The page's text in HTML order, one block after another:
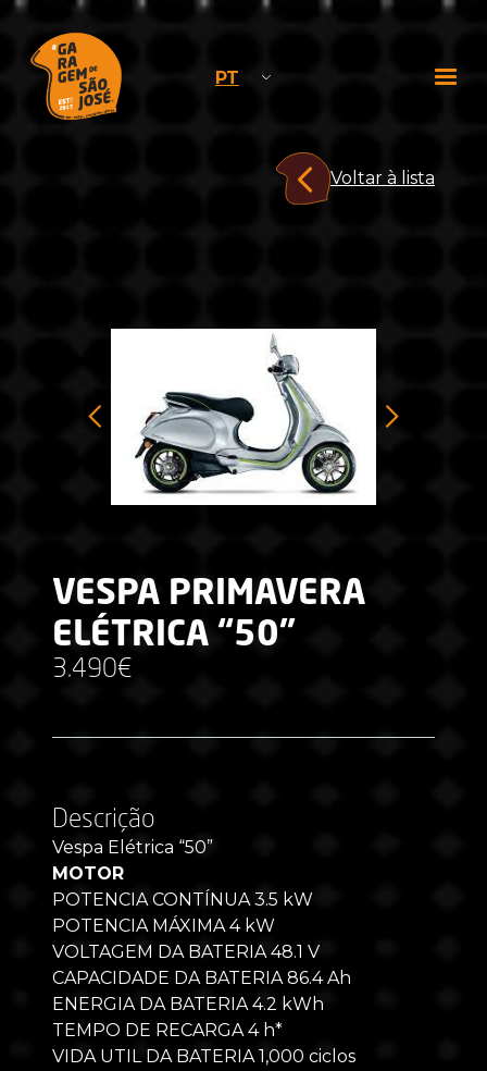
PT
Voltar à lista
VESPA PRIMAVERA
ELÉTRICA “50”
3.490€
Descrição
Vespa Elétrica “50”
MOTOR
POTENCIA CONTÍNUA 3.5 kW
POTENCIA MÁXIMA 4 kW
VOLTAGEM DA BATERIA 48.1 V
CAPACIDADE DA BATERIA 86.4 Ah
ENERGIA DA BATERIA 4.2 kWh
TEMPO DE RECARGA 4 h*
VIDA UTIL DA BATERIA 1,000 ciclos